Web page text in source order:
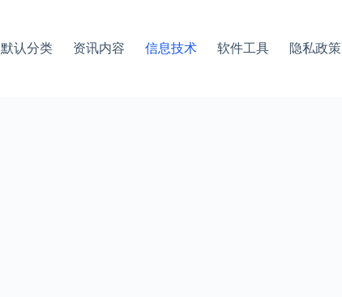
默认分类 资讯内容 信息技术 软件工具 隐私政策